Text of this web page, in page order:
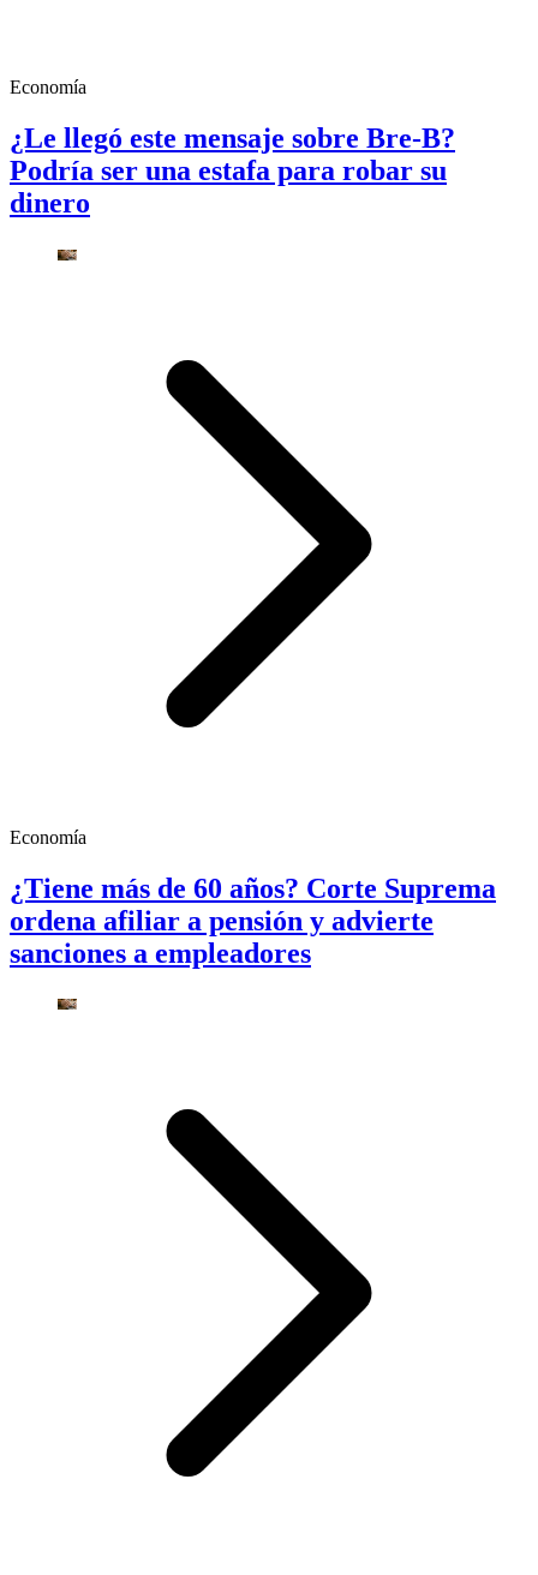
Economía
¿Le llegó este mensaje sobre Bre-B?
Podría ser una estafa para robar su
dinero
Economía
¿Tiene más de 60 años? Corte Suprema
ordena afiliar a pensión y advierte
sanciones a empleadores